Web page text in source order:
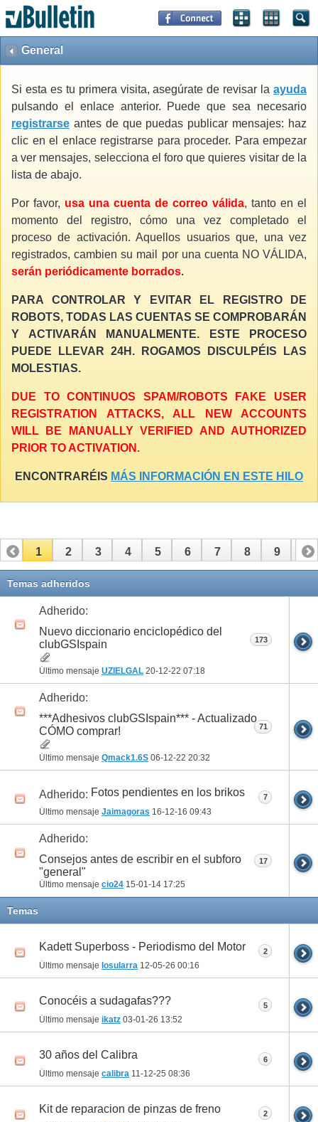
General
Si esta es tu primera visita, asegúrate de revisar la ayuda
pulsando el enlace anterior. Puede que sea necesario
registrarse antes de que puedas publicar mensajes: haz
clic en el enlace registrarse para proceder. Para empezar
a ver mensajes, selecciona el foro que quieres visitar de la
lista de abajo.
Por favor, usa una cuenta de correo válida, tanto en el
momento del registro, cómo una vez completado el
proceso de activación. Aquellos usuarios que, una vez
registrados, cambien su mail por una cuenta NO VÁLIDA,
serán periódicamente borrados.
PARA CONTROLAR Y EVITAR EL REGISTRO DE
ROBOTS, TODAS LAS CUENTAS SE COMPROBARÁN
Y ACTIVARÁN MANUALMENTE. ESTE PROCESO
PUEDE LLEVAR 24H. ROGAMOS DISCULPÉIS LAS
MOLESTIAS.
DUE TO CONTINUOS SPAM/ROBOTS FAKE USER
REGISTRATION ATTACKS, ALL NEW ACCOUNTS
WILL BE MANUALLY VERIFIED AND AUTHORIZED
PRIOR TO ACTIVATION.
ENCONTRARÉIS MÁS INFORMACIÓN EN ESTE HILO
1 2 3 4 5 6 7 8 9 10
11 12
Temas adheridos
Adherido:
Nuevo diccionario enciclopédico del
clubGSIspain
Último mensaje UZIELGAL 20-12-22 07:18
173
Adherido:
***Adhesivos clubGSIspain*** - Actualizado
CÓMO comprar!
Último mensaje Qmack1.6S 06-12-22 20:32
71
Adherido: Fotos pendientes en los brikos
Último mensaje Jaimagoras 16-12-16 09:43
7
Adherido:
Consejos antes de escribir en el subforo
"general"
Último mensaje cio24 15-01-14 17:25
17
Temas
Kadett Superboss - Periodismo del Motor
Último mensaje Iosularra 12-05-26 00:16
2
Conocéis a sudagafas???
Último mensaje ikatz 03-01-26 13:52
5
30 años del Calibra
Último mensaje calibra 11-12-25 08:36
6
Kit de reparacion de pinzas de freno 2